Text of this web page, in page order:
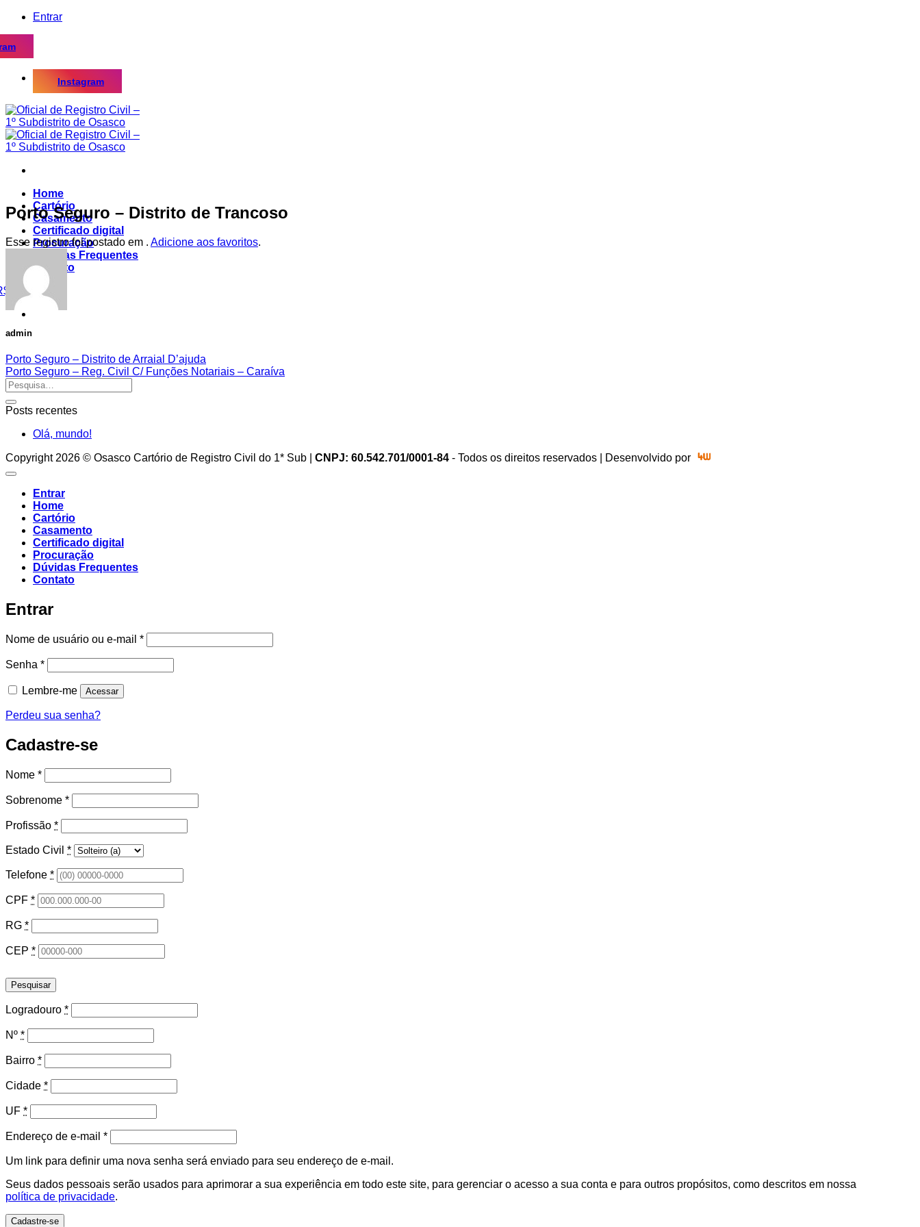
Skip
Entrar
Instagram
Home
Cartório
Casamento
Certificado digital
Procuração
Dúvidas Frequentes
Contato
0,00
Porto Seguro – Distrito de Trancoso
Esse registro foi postado em . Adicione aos favoritos.
admin
Porto Seguro – Distrito de Arraial D’ajuda
Porto Seguro – Reg. Civil C/ Funções Notariais – Caraíva
Posts recentes
Olá, mundo!
Copyright 2026 © Osasco Cartório de Registro Civil do 1* Sub | CNPJ: 60.542.701/0001-84 - Todos os direitos reservados | Desenvolvido por
Entrar
Home
Cartório
Casamento
Certificado digital
Procuração
Dúvidas Frequentes
Contato
Entrar
Nome de usuário ou e-mail *Obrigatório
Senha *Obrigatório
Lembre-me Acessar
Perdeu sua senha?
Cadastre-se
Nome *
Sobrenome *
Profissão *
Estado Civil *
Telefone *
CPF *
RG *
CEP *
Pesquisar
Logradouro *
Nº *
Bairro *
Cidade *
UF *
Endereço de e-mail *Obrigatório
Um link para definir uma nova senha será enviado para seu endereço de e-mail.
Seus dados pessoais serão usados para aprimorar a sua experiência em todo este site, para gerenciar o acesso a sua conta e para outros propósitos, como descritos em nossa
política de privacidade.
Cadastre-se